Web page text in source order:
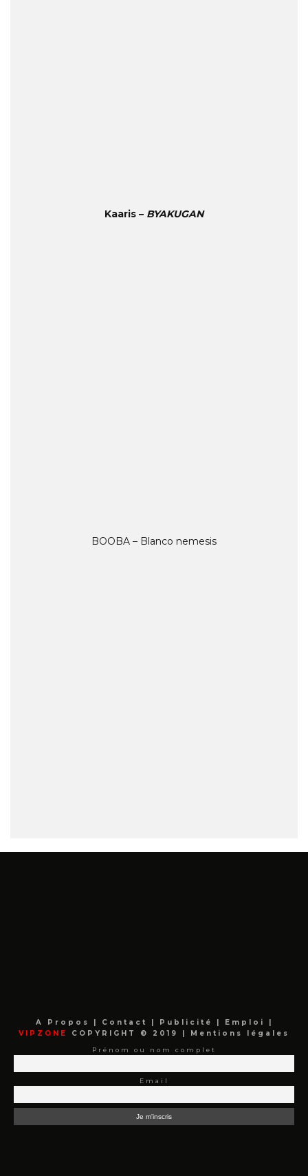
Kaaris – BYAKUGAN
BOOBA – Blanco nemesis
A Propos | Contact | Publicité | Emploi
|
VIPZONE
COPYRIGHT © 2019 | Mentions légales
Prénom ou nom complet
Email